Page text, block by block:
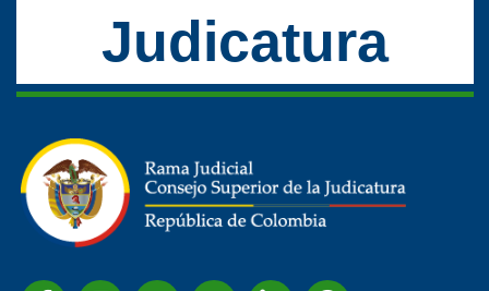
Judicatura